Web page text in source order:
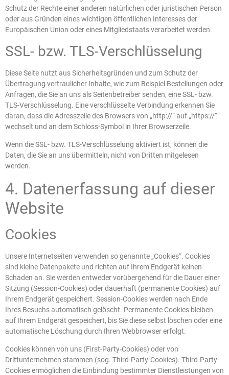
Schutz der Rechte einer anderen natürlichen oder juristischen Person
oder aus Gründen eines wichtigen öffentlichen Interesses der
Europäischen Union oder eines Mitgliedstaats verarbeitet werden.
SSL- bzw. TLS-Verschlüsselung
Diese Seite nutzt aus Sicherheitsgründen und zum Schutz der
Übertragung vertraulicher Inhalte, wie zum Beispiel Bestellungen oder
Anfragen, die Sie an uns als Seitenbetreiber senden, eine SSL- bzw.
TLS-Verschlüsselung. Eine verschlüsselte Verbindung erkennen Sie
daran, dass die Adresszeile des Browsers von „http://“ auf „https://“
wechselt und an dem Schloss-Symbol in Ihrer Browserzeile.
Wenn die SSL- bzw. TLS-Verschlüsselung aktiviert ist, können die
Daten, die Sie an uns übermitteln, nicht von Dritten mitgelesen
werden.
4. Datenerfassung auf dieser
Website
Cookies
Unsere Internetseiten verwenden so genannte „Cookies“. Cookies
sind kleine Datenpakete und richten auf Ihrem Endgerät keinen
Schaden an. Sie werden entweder vorübergehend für die Dauer einer
Sitzung (Session-Cookies) oder dauerhaft (permanente Cookies) auf
Ihrem Endgerät gespeichert. Session-Cookies werden nach Ende
Ihres Besuchs automatisch gelöscht. Permanente Cookies bleiben
auf Ihrem Endgerät gespeichert, bis Sie diese selbst löschen oder eine
automatische Löschung durch Ihren Webbrowser erfolgt.
Cookies können von uns (First-Party-Cookies) oder von
Drittunternehmen stammen (sog. Third-Party-Cookies). Third-Party-
Cookies ermöglichen die Einbindung bestimmter Dienstleistungen von